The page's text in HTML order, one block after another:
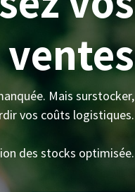
ventes
Mais surstocker,
vos coûts logistiques.
des stocks optimisée.